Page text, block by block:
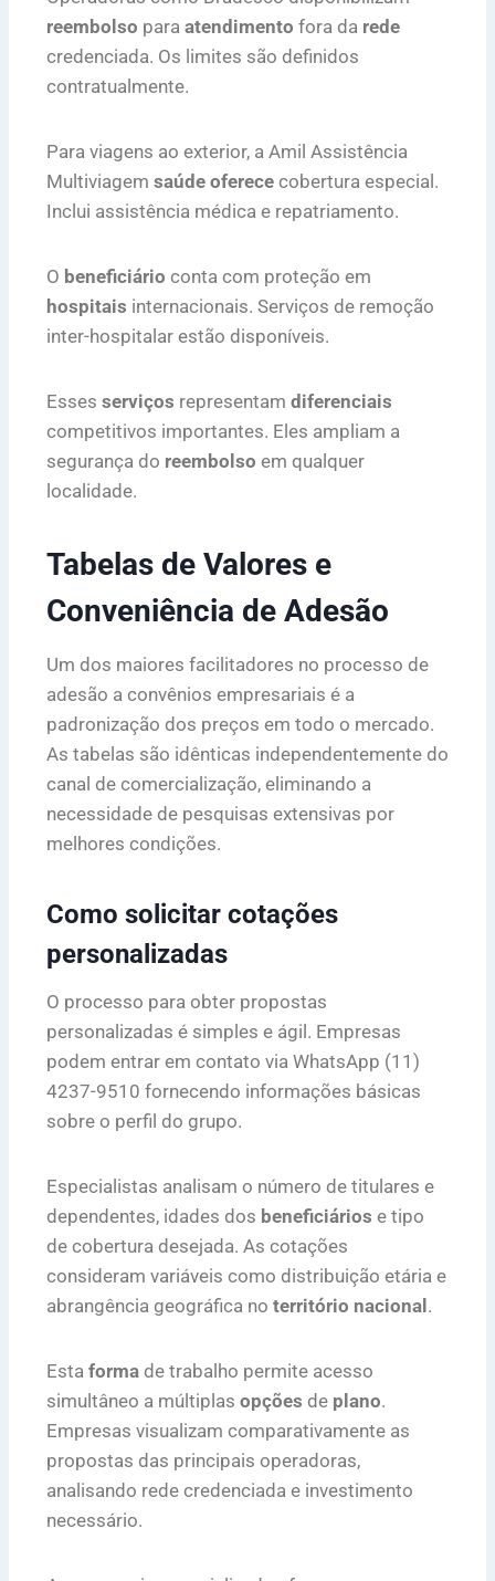
reembolso para atendimento fora da rede
credenciada. Os limites são definidos
contratualmente.
Para viagens ao exterior, a Amil Assistência
Multiviagem saúde oferece cobertura especial.
Inclui assistência médica e repatriamento.
O beneficiário conta com proteção em
hospitais internacionais. Serviços de remoção
inter-hospitalar estão disponíveis.
Esses serviços representam diferenciais
competitivos importantes. Eles ampliam a
segurança do reembolso em qualquer
localidade.
Tabelas de Valores e
Conveniência de Adesão
Um dos maiores facilitadores no processo de
adesão a convênios empresariais é a
padronização dos preços em todo o mercado.
As tabelas são idênticas independentemente do
canal de comercialização, eliminando a
necessidade de pesquisas extensivas por
melhores condições.
Como solicitar cotações
personalizadas
O processo para obter propostas
personalizadas é simples e ágil. Empresas
podem entrar em contato via WhatsApp (11)
4237-9510 fornecendo informações básicas
sobre o perfil do grupo.
Especialistas analisam o número de titulares e
dependentes, idades dos beneficiários e tipo
de cobertura desejada. As cotações
consideram variáveis como distribuição etária e
abrangência geográfica no território nacional.
Esta forma de trabalho permite acesso
simultâneo a múltiplas opções de plano.
Empresas visualizam comparativamente as
propostas das principais operadoras,
analisando rede credenciada e investimento
necessário.